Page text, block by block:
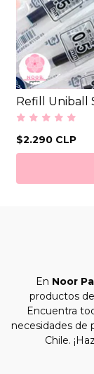
Refill Uniball
$2.290 CLP
En Noor
productos
Encuentra
necesidades de
Chile.